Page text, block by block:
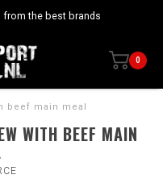
the best brands
0
beef main meal
WITH BEEF MAIN